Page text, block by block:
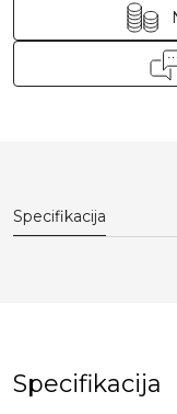
Specifikacija
Specifikacija